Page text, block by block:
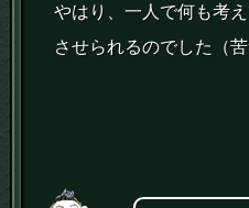
やはり、一人で何も考
させられるのでした（苦